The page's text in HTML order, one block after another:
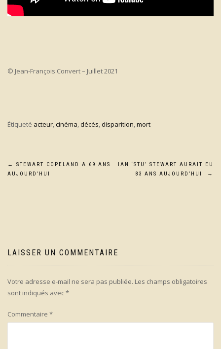
© Jean-François Convert – Juillet 2021
Étiqueté acteur,cinéma,décès,disparition,mort
Navigation
←
STEWART COPELAND A 69 ANS
AUJOURD’HUI
IAN ‘STU’ STEWART AURAIT EU
83 ANS AUJOURD’HUI
→
LAISSER UN COMMENTAIRE
Votre adresse e-mail ne sera pas publiée. Les champs obligatoires
sont indiqués avec*
Commentaire *